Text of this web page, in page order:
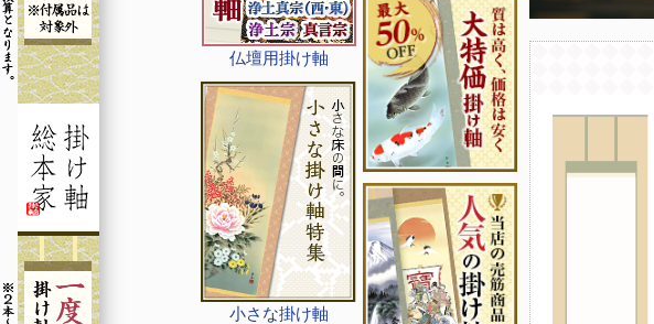
仏壇用掛け軸
小さな掛け軸